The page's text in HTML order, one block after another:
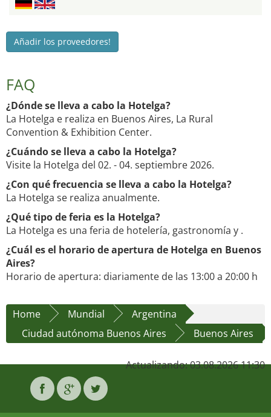
Añadir los proveedores!
FAQ
¿Dónde se lleva a cabo la Hotelga?
La Hotelga e realiza en Buenos Aires, La Rural
Convention & Exhibition Center.
¿Cuándo se lleva a cabo la Hotelga?
Visite la Hotelga del 02. - 04. septiembre 2026.
¿Con qué frecuencia se lleva a cabo la Hotelga?
La Hotelga se realiza anualmente.
¿Qué tipo de feria es la Hotelga?
La Hotelga es una feria de hotelería, gastronomía y .
¿Cuál es el horario de apertura de Hotelga en Buenos
Aires?
Horario de apertura: diariamente de las 13:00 a 20:00 h
Home Mundial
Argentina
Ciudad autónoma Buenos Aires
Buenos Aires
Actualizando: 03.08.2026 11:30